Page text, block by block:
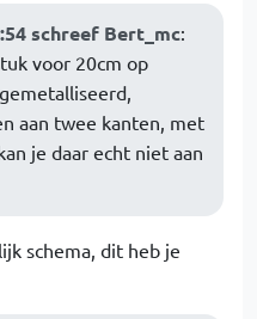
schreef Bert_mc:
voor 20cm op
aan twee kanten, met
je daar echt niet aan
schema, dit heb je